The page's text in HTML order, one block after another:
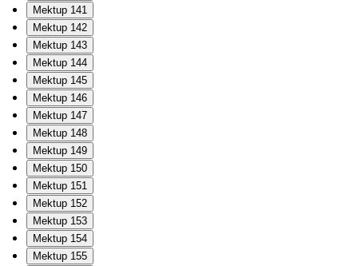
Mektup 141
Mektup 142
Mektup 143
Mektup 144
Mektup 145
Mektup 146
Mektup 147
Mektup 148
Mektup 149
Mektup 150
Mektup 151
Mektup 152
Mektup 153
Mektup 154
Mektup 155